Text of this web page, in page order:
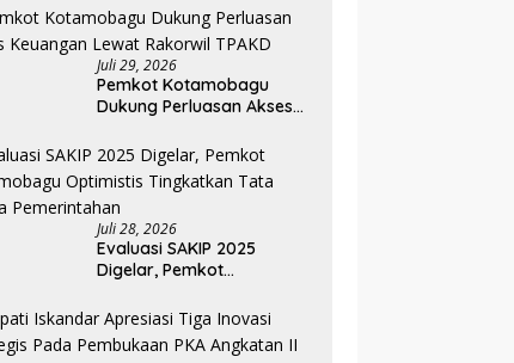
Keuangan dan
Pembiayaan UMKM
Juli 29, 2026
Pemkot Kotamobagu
Dukung Perluasan Akses
TPAKD
Juli 28, 2026
Evaluasi SAKIP 2025
Digelar, Pemkot
Tingkatkan Tata Kelola
Pemerintahan